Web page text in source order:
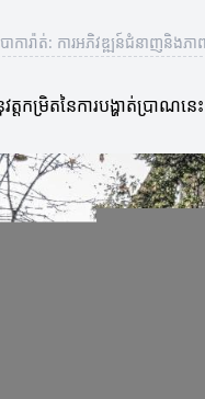
ារ៉ាត់: ការអភិវឌ្ឍន៍ជំនាញនិងភា
តកម្រិតនៃការបង្ហាត់ប្រាណនេ